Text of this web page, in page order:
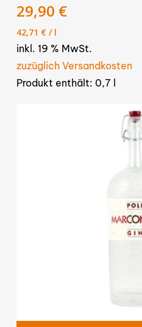
Produkte
GO
29,90 €
42,71 €/ l
inkl. 19 % MwSt.
zuzüglich Versandkosten
Produkt enthält: 0,7